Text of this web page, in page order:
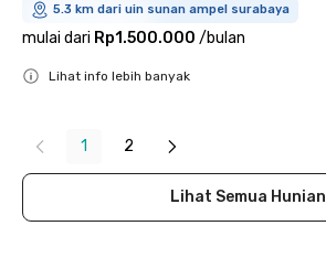
5.3 km dari uin sunan ampel surabaya
mulai dari Rp1.500.000 /bulan
Lihat info lebih banyak
1 2
Lihat Semua Hunian